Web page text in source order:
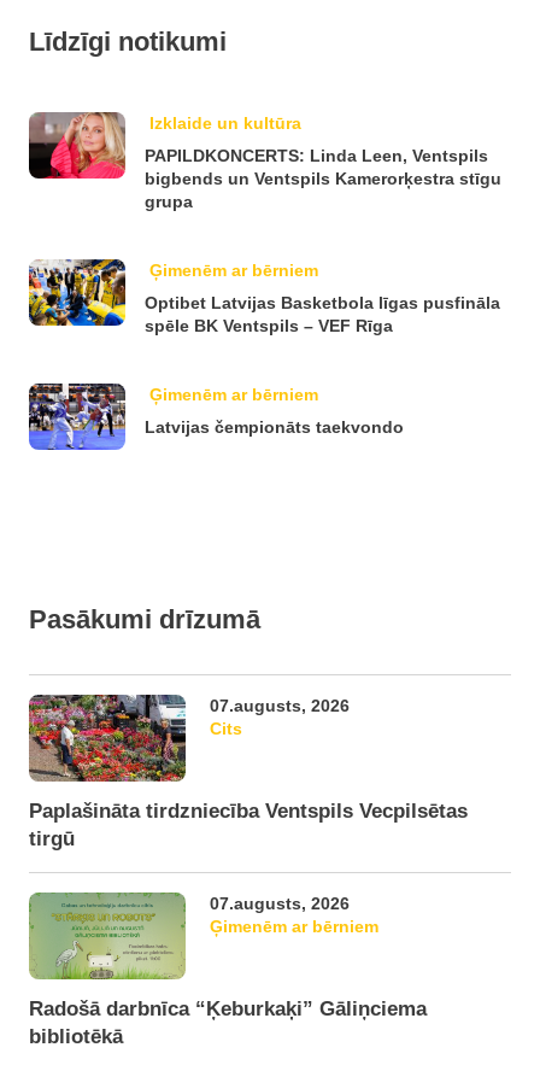
Līdzīgi notikumi
Izklaide un kultūra
PAPILDKONCERTS: Linda Leen, Ventspils
bigbends un Ventspils Kamerorķestra stīgu
grupa
Ģimenēm ar bērniem
Optibet Latvijas Basketbola līgas pusfināla
spēle BK Ventspils – VEF Rīga
Ģimenēm ar bērniem
Latvijas čempionāts taekvondo
Pasākumi drīzumā
07.augusts, 2026
Cits
Paplašināta tirdzniecība Ventspils Vecpilsētas
tirgū
07.augusts, 2026
Ģimenēm ar bērniem
Radošā darbnīca “Ķeburkaķi” Gāliņciema
bibliotēkā